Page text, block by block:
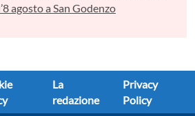
agosto a San Godenzo
La
redazione
Privacy
Policy